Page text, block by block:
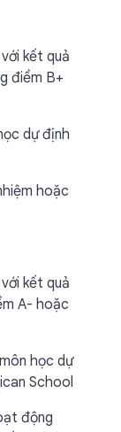
kết quả
điểm B+
dự định
hoặc
kết quả
A- hoặc
học dự
School
động